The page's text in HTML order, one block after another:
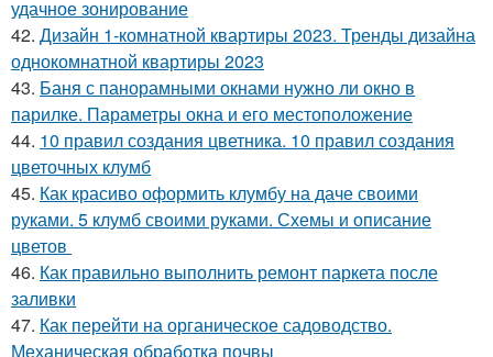
удачное зонирование
42. Дизайн 1-комнатной квартиры 2023. Тренды дизайна
однокомнатной квартиры 2023
43. Баня с панорамными окнами нужно ли окно в
парилке. Параметры окна и его местоположение
44. 10 правил создания цветника. 10 правил создания
цветочных клумб
45. Как красиво оформить клумбу на даче своими
руками. 5 клумб своими руками. Схемы и описание
цветов
46. Как правильно выполнить ремонт паркета после
заливки
47. Как перейти на органическое садоводство.
Механическая обработка почвы